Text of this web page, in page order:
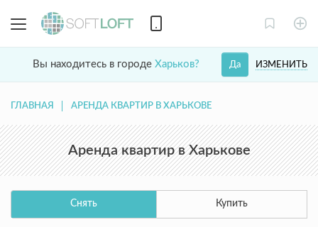
Вы находитесь в городе Харьков? ИЗМЕНИТЬ
Да
ГЛАВНАЯ АРЕНДА КВАРТИР В ХАРЬКОВЕ
Аренда квартир в Харькове
Снять Купить